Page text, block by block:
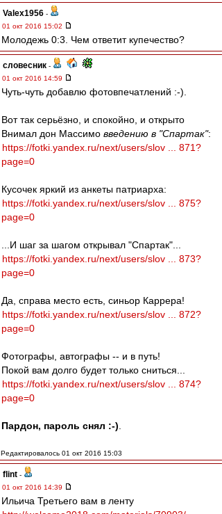
Valex1956 -
01 окт 2016 15:02
Молодежь 0:3. Чем ответит купечество?
словесник -
01 окт 2016 14:59
Чуть-чуть добавлю фотовпечатлений :-).
Вот так серьёзно, и спокойно, и открыто
Внимал дон Массимо введению в "Спартак":
https://fotki.yandex.ru/next/users/slov ... 871?
page=0
Кусочек яркий из анкеты патриарха:
https://fotki.yandex.ru/next/users/slov ... 875?
page=0
...И шаг за шагом открывал "Спартак"...
https://fotki.yandex.ru/next/users/slov ... 873?
page=0
Да, справа место есть, синьор Каррера!
https://fotki.yandex.ru/next/users/slov ... 872?
page=0
Фотографы, автографы -- и в путь!
Покой вам долго будет только сниться...
https://fotki.yandex.ru/next/users/slov ... 874?
page=0
Пардон, пароль снял :-)
Редактировалось 01 окт 2016 15:03
flint -
01 окт 2016 14:39
Ильича Третьего вам в ленту